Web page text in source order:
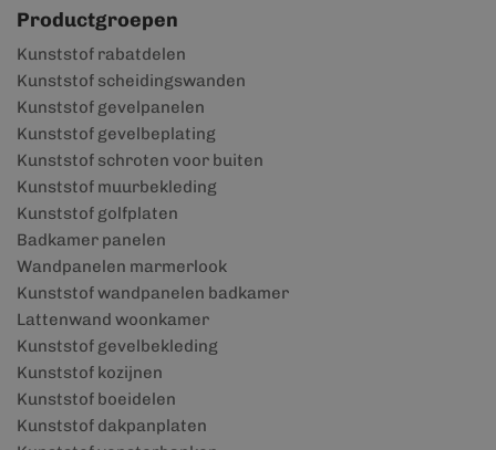
Productgroepen
Kunststof rabatdelen
Kunststof scheidingswanden
Kunststof gevelpanelen
Kunststof gevelbeplating
Kunststof schroten voor buiten
Kunststof muurbekleding
Kunststof golfplaten
Badkamer panelen
Wandpanelen marmerlook
Kunststof wandpanelen badkamer
Lattenwand woonkamer
Kunststof gevelbekleding
Kunststof kozijnen
Kunststof boeidelen
Kunststof dakpanplaten